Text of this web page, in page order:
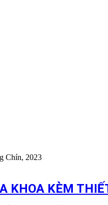
Chín, 2023
KHOA KÈM